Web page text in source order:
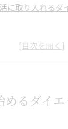
に取り入れるダ
女性でも続くダイ
ジム活用で無理
めるダイ